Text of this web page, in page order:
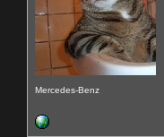
Mercedes-Benz